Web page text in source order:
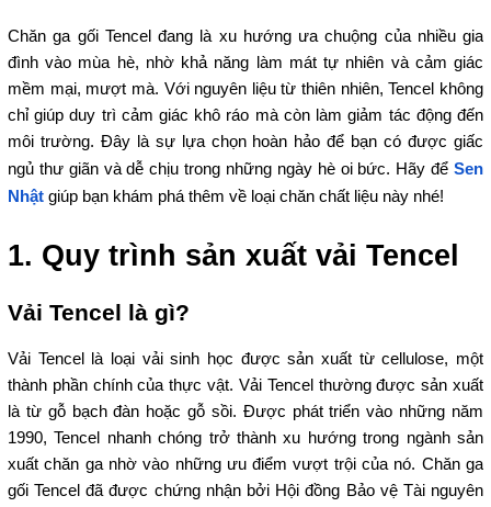
Chăn ga gối Tencel đang là xu hướng ưa chuộng của nhiều gia
đình vào mùa hè, nhờ khả năng làm mát tự nhiên và cảm giác
mềm mại, mượt mà. Với nguyên liệu từ thiên nhiên, Tencel không
chỉ giúp duy trì cảm giác khô ráo mà còn làm giảm tác động đến
môi trường. Đây là sự lựa chọn hoàn hảo để bạn có được giấc
ngủ thư giãn và dễ chịu trong những ngày hè oi bức. Hãy để Sen
Nhật giúp bạn khám phá thêm về loại chăn chất liệu này nhé!
1. Quy trình sản xuất vải Tencel
Vải Tencel là gì?
Vải Tencel là loại vải sinh học được sản xuất từ cellulose, một
thành phần chính của thực vật. Vải Tencel thường được sản xuất
là từ gỗ bạch đàn hoặc gỗ sồi. Được phát triển vào những năm
1990, Tencel nhanh chóng trở thành xu hướng trong ngành sản
xuất chăn ga nhờ vào những ưu điểm vượt trội của nó. Chăn ga
gối Tencel đã được chứng nhận bởi Hội đồng Bảo vệ Tài nguyên